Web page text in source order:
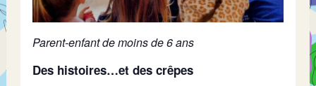
Parent-enfant de moins de 6 ans
Des histoires…et des crêpes